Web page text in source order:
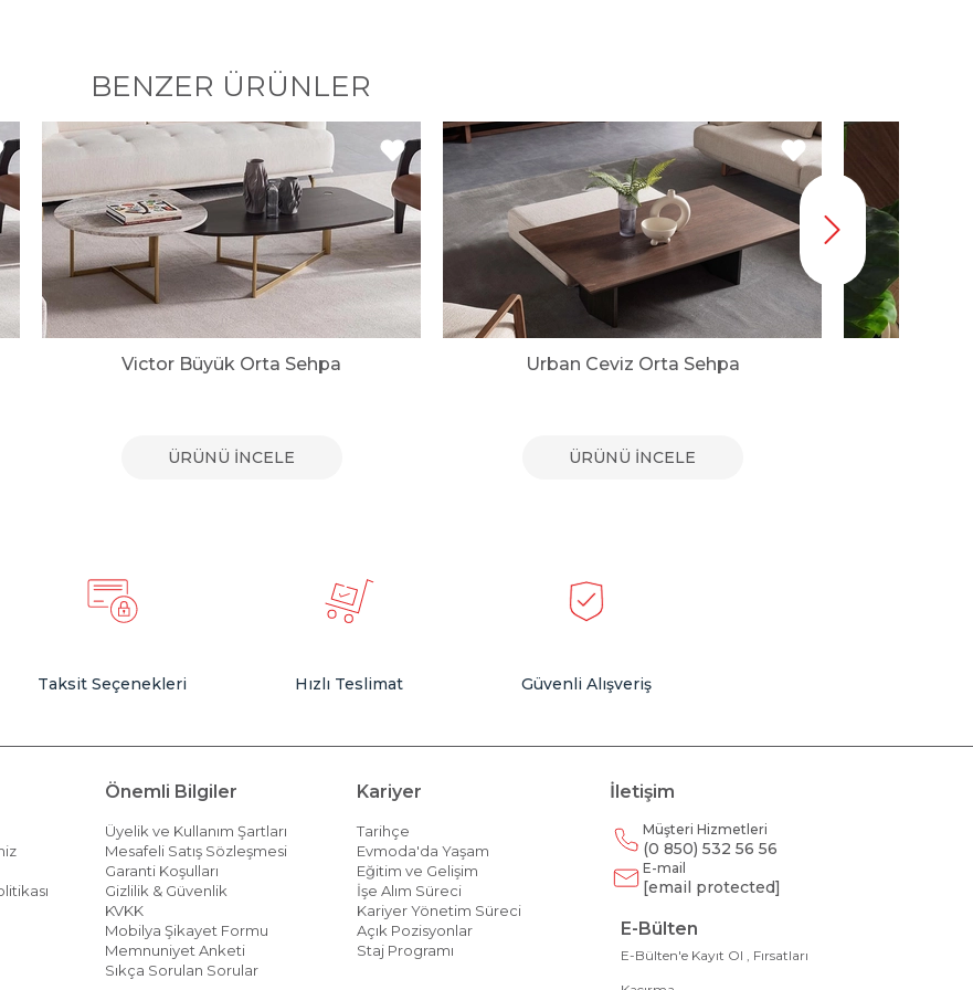
BENZER ÜRÜNLER
Victor Büyük Orta Sehpa
ÜRÜNÜ İNCELE
Urban Ceviz Orta Sehpa
ÜRÜNÜ İNCELE
Taksit Seçenekleri Hızlı Teslimat Güvenli Alışveriş
Önemli Bilgiler
Üyelik ve Kullanım Şartları
Mesafeli Satış Sözleşmesi
Garanti Koşulları
Gizlilik & Güvenlik
KVKK
Mobilya Şikayet Formu
Memnuniyet Anketi
Sıkça Sorulan Sorular
Kariyer
Tarihçe
Evmoda'da Yaşam
Eğitim ve Gelişim
İşe Alım Süreci
Kariyer Yönetim Süreci
Açık Pozisyonlar
Staj Programı
İletişim
Müşteri Hizmetleri
(0 850) 532 56 56
E-mail
[email protected]
E-Bülten
E-Bülten'e Kayıt Ol , Fırsatları